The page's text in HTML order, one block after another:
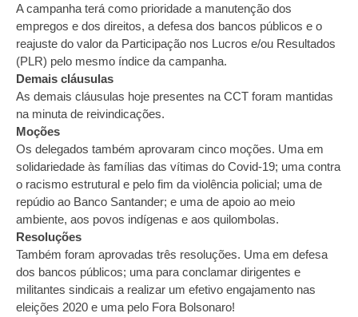
A campanha terá como prioridade a manutenção dos
empregos e dos direitos, a defesa dos bancos públicos e o
reajuste do valor da Participação nos Lucros e/ou Resultados
(PLR) pelo mesmo índice da campanha.
Demais cláusulas
As demais cláusulas hoje presentes na CCT foram mantidas
na minuta de reivindicações.
Moções
Os delegados também aprovaram cinco moções. Uma em
solidariedade às famílias das vítimas do Covid-19; uma contra
o racismo estrutural e pelo fim da violência policial; uma de
repúdio ao Banco Santander; e uma de apoio ao meio
ambiente, aos povos indígenas e aos quilombolas.
Resoluções
Também foram aprovadas três resoluções. Uma em defesa
dos bancos públicos; uma para conclamar dirigentes e
militantes sindicais a realizar um efetivo engajamento nas
eleições 2020 e uma pelo Fora Bolsonaro!